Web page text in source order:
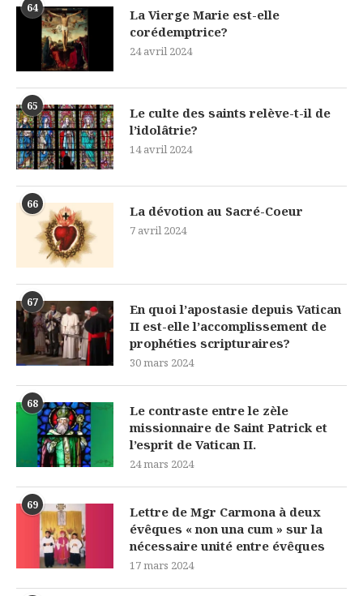
64
La Vierge Marie est-elle
corédemptrice?
24 avril 2024
65
Le culte des saints relève-t-il de
l’idolâtrie?
14 avril 2024
66 La dévotion au Sacré-Coeur
7 avril 2024
67
En quoi l’apostasie depuis Vatican
II est-elle l’accomplissement de
prophéties scripturaires?
30 mars 2024
68
Le contraste entre le zèle
missionnaire de Saint Patrick et
l’esprit de Vatican II.
24 mars 2024
69
Lettre de Mgr Carmona à deux
évêques « non una cum » sur la
nécessaire unité entre évêques
17 mars 2024